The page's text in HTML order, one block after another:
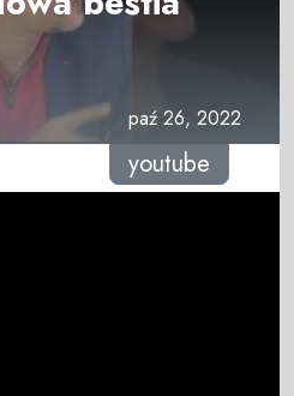
paź 26, 2022
youtube